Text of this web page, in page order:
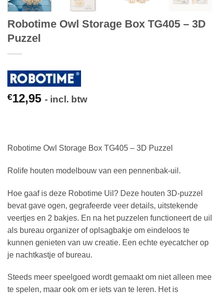
Robotime Owl Storage Box TG405 – 3D
Puzzel
€12,95 - incl. btw
Robotime Owl Storage Box TG405 – 3D Puzzel
Rolife houten modelbouw van een pennenbak-uil.
Hoe gaaf is deze Robotime Uil? Deze houten 3D-puzzel
bevat gave ogen, gegrafeerde veer details, uitstekende
veertjes en 2 bakjes. En na het puzzelen functioneert de uil
als bureau organizer of oplsagbakje om eindeloos te
kunnen genieten van uw creatie. Een echte eyecatcher op
je nachtkastje of bureau.
Steeds meer speelgoed wordt gemaakt om niet alleen mee
te spelen, maar ook om er iets van te leren. Het is